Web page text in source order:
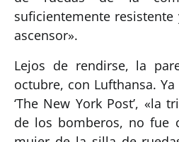
suficientemente
ascensor».
Lejos de rendirse, la
octubre, con Lufthansa.
‘The New York Post’, «la
de los bomberos, no fue